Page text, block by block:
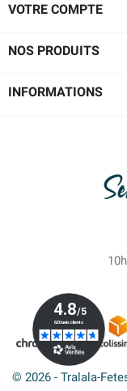
VOTRE COMPTE
NOS PRODUITS
INFORMATIONS
© 2026 - Tralala-